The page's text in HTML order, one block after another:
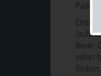
Bever.
sofort